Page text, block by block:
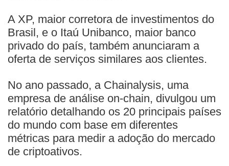
A XP, maior corretora de investimentos do
Brasil, e o Itaú Unibanco, maior banco
privado do país, também anunciaram a
oferta de serviços similares aos clientes.
No ano passado, a Chainalysis, uma
empresa de análise on-chain, divulgou um
relatório detalhando os 20 principais países
do mundo com base em diferentes
métricas para medir a adoção do mercado
de criptoativos.